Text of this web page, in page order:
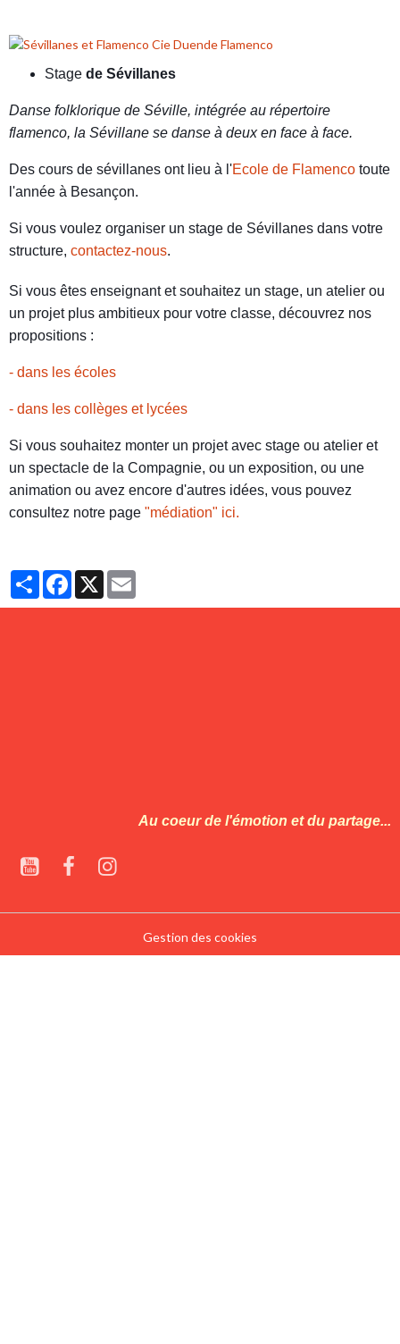
Stage de Sévillanes
Danse folklorique de Séville, intégrée au répertoire
flamenco, la Sévillane se danse à deux en face à face.
Des cours de sévillanes ont lieu à l'Ecole de Flamenco toute
l'année à Besançon.
Si vous voulez organiser un stage de Sévillanes dans votre
structure, contactez-nous.
Si vous êtes enseignant et souhaitez un stage, un atelier ou
un projet plus ambitieux pour votre classe, découvrez nos
propositions :
- dans les écoles
- dans les collèges et lycées
Si vous souhaitez monter un projet avec stage ou atelier et
un spectacle de la Compagnie, ou un exposition, ou une
animation ou avez encore d'autres idées, vous pouvez
consultez notre page "médiation" ici.
PartagerFacebook
X
Au coeur de l'émotion et du partage...
Gestion des cookies